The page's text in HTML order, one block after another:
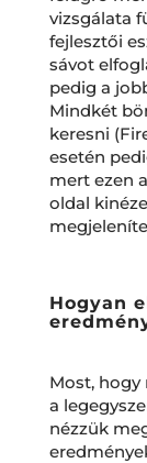
vizsgálata
fejlesztői
sávot
pedig a
Mindkét
keresni
esetén
mert ezen
oldal
Hogyan
Most,
a
nézzük